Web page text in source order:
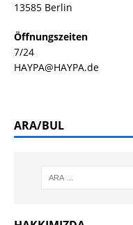
13585 Berlin
Öffnungszeiten
7/24
HAYPA@HAYPA.de
ARA/BUL